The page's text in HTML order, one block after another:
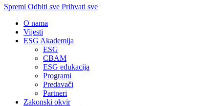
Spremi Odbiti sve Prihvati sve
O nama
Vijesti
ESG Akademija
ESG
CBAM
ESG edukacija
Programi
Predavači
Partneri
Zakonski okvir